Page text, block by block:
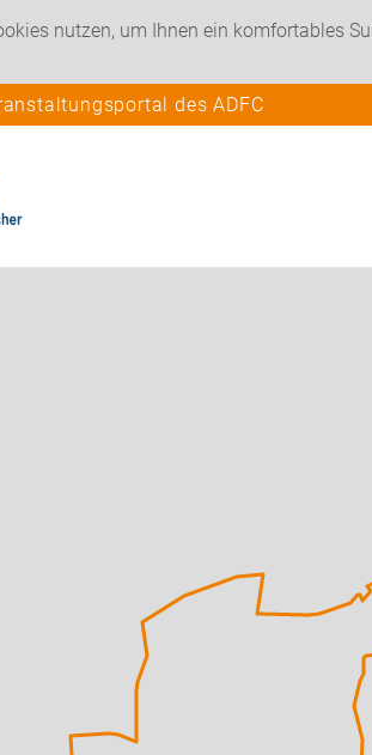
nutzen, um Ihnen ein komfortables
des ADFC